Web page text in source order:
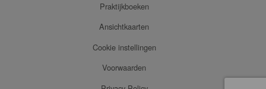
Praktijkboeken
Ansichtkaarten
Cookie instellingen
Voorwaarden